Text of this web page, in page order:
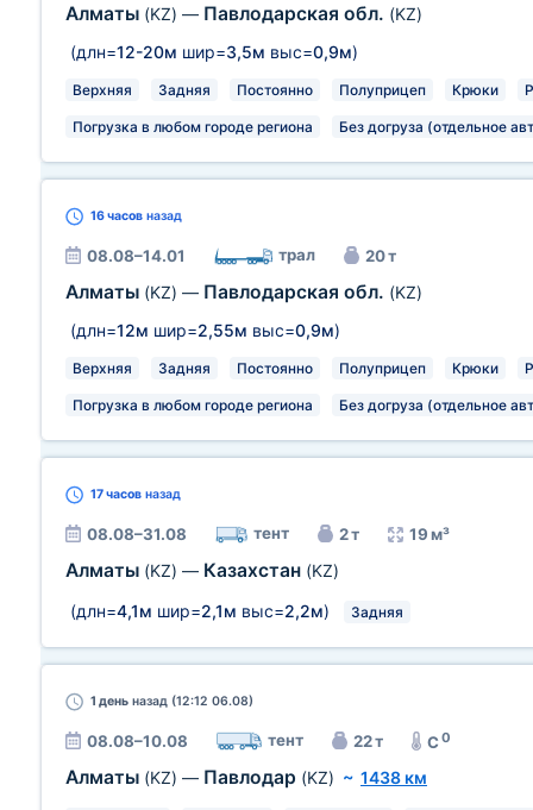
Алматы (KZ) — Павлодарская обл. (KZ)
(длн=12-20м шир=3,5м выс=0,9м)
Верхняя Задняя Постоянно Полуприцеп Крюки
Погрузка в любом городе региона Без догруза (отдельное
16 часов назад
08.08–14.01 трал 20 т
Алматы (KZ) — Павлодарская обл. (KZ)
(длн=12м шир=2,55м выс=0,9м)
Верхняя Задняя Постоянно Полуприцеп Крюки
Погрузка в любом городе региона Без догруза (отдельное
17 часов назад
08.08–31.08 тент 2 т 19 м³
Алматы (KZ) — Казахстан (KZ)
(длн=4,1м шир=2,1м выс=2,2м) Задняя
1 день назад (12:12 06.08)
08.08–10.08 тент 22 т C0
Алматы (KZ) — Павлодар (KZ) ~ 1438 км